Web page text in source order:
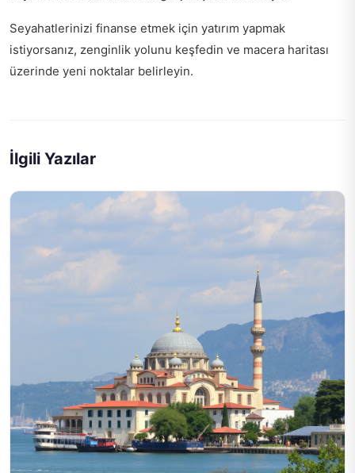
Seyahatlerinizi finanse etmek için yatırım yapmak
istiyorsanız, zenginlik yolunu keşfedin ve macera haritası
üzerinde yeni noktalar belirleyin.
İlgili Yazılar